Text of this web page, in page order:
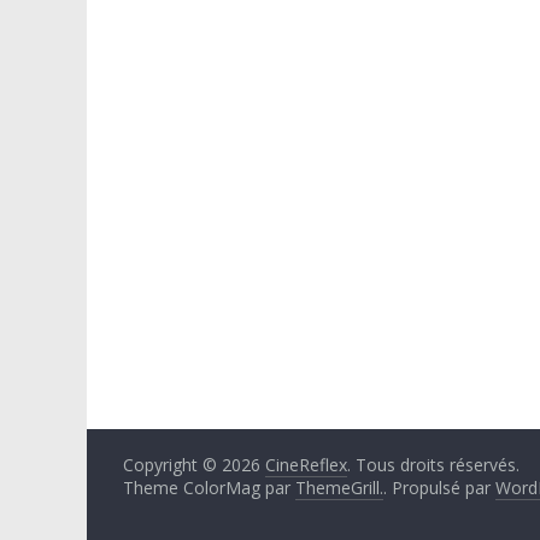
Copyright © 2026 CineReflex. Tous droits réservés.
Theme ColorMag par ThemeGrill.. Propulsé par